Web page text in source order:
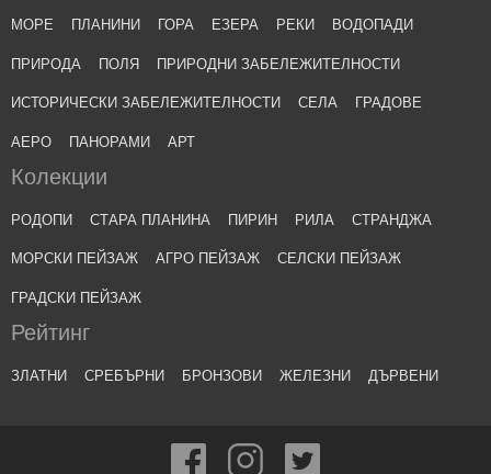
МОРЕ ПЛАНИНИ ГОРА ЕЗЕРА РЕКИ ВОДОПАДИ
ПРИРОДА ПОЛЯ ПРИРОДНИ ЗАБЕЛЕЖИТЕЛНОСТИ
ИСТОРИЧЕСКИ ЗАБЕЛЕЖИТЕЛНОСТИ СЕЛА ГРАДОВЕ
АЕРО ПАНОРАМИ АРТ
Колекции
РОДОПИ СТАРА ПЛАНИНА ПИРИН РИЛА СТРАНДЖА
МОРСКИ ПЕЙЗАЖ АГРО ПЕЙЗАЖ СЕЛСКИ ПЕЙЗАЖ
ГРАДСКИ ПЕЙЗАЖ
Рейтинг
ЗЛАТНИ СРЕБЪРНИ БРОНЗОВИ ЖЕЛЕЗНИ ДЪРВЕНИ